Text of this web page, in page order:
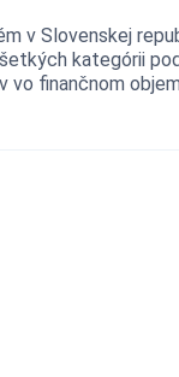
v Slovenskej
kategórii
vo finančnom